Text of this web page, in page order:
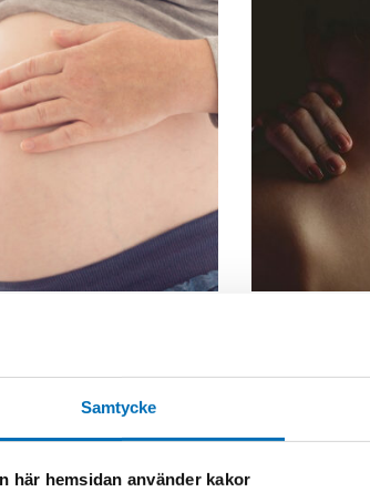
Samtycke
här hemsidan använder kakor
Främja
och reproduktiv
till sexuell och
de nordiska länderna
pinsamt